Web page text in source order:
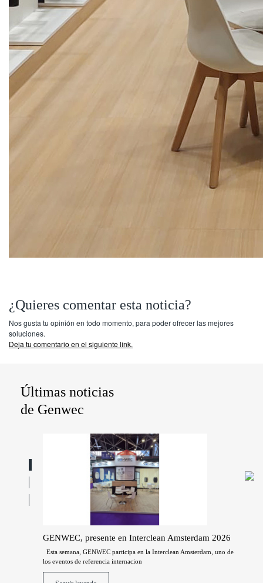
¿Quieres comentar esta noticia?
Nos gusta tu opinión en todo momento, para poder ofrecer las mejores
soluciones.
Deja tu comentario en el siguiente link.
Últimas noticias
de Genwec
GENWEC, presente en Interclean Amsterdam 2026
Esta semana, GENWEC participa en la Interclean Amsterdam, uno de
los eventos de referencia internacion